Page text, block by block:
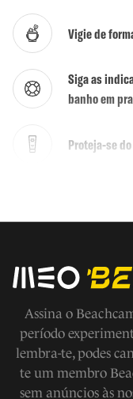
Escola de Surf
Vigie de
Siga as
banho em
Proteja-se
Evite fazer
Respeite os
flora
Assina o
período
lembra-te, podes
te um membro
sem anúncios às